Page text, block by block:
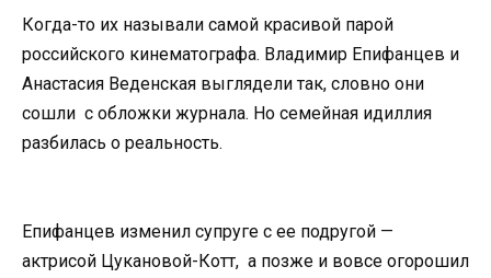
Когда-то их называли самой красивой парой
российского кинематографа. Владимир Епифанцев и
Анастасия Веденская выглядели так, словно они
сошли с обложки журнала. Но семейная идиллия
разбилась о реальность.
Епифанцев изменил супруге с ее подругой —
актрисой Цукановой-Котт, а позже и вовсе огорошил